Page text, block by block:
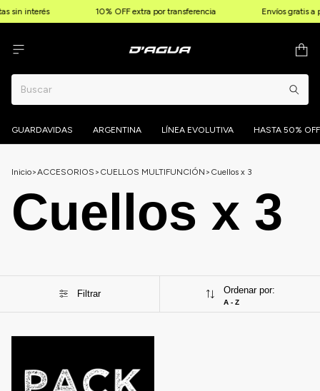
sin interés 10% OFF extra por transferencia Envíos gratis
GUARDAVIDAS ARGENTINA LÍNEA EVOLUTIVA HASTA 50% OFF
Inicio>ACCESORIOS > CUELLOS MULTIFUNCIÓN > Cuellos x 3
Cuellos x 3
Filtrar Ordenar por:
A - Z